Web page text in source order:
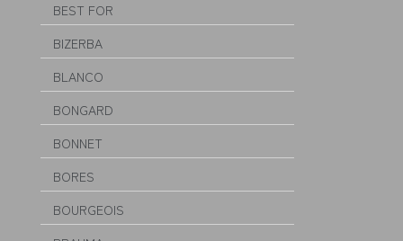
BEST FOR
BIZERBA
BLANCO
BONGARD
BONNET
BORES
BOURGEOIS